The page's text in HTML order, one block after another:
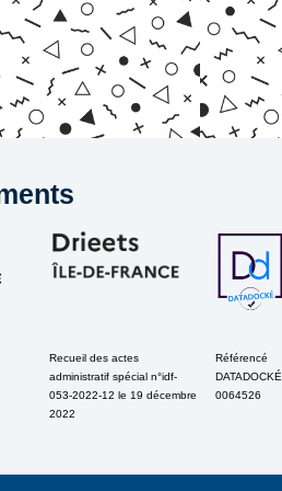
Recueil des actes
administratif spécial n°idf-
053-2022-12 le 19 décembre
2022
Référencé
DATADOCKÉ
0064526